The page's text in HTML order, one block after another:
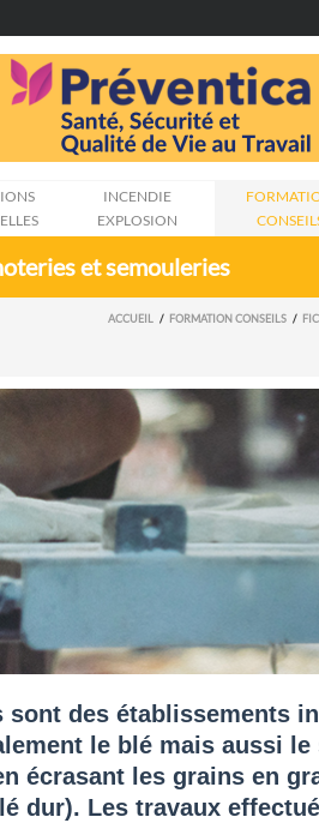
INCENDIE
EXPLOSION
et semouleries
ACCUEIL FORMATION CONSEILS
des établissements
le blé mais aussi le
écrasant les grains en
dur). Les travaux